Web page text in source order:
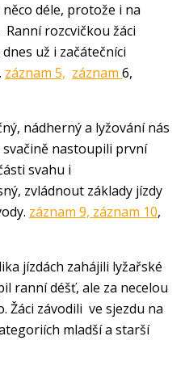
déle, protože i na
rozcvičkou žáci
už i začátečníci
záznam 5, záznam 6,
nádherný a lyžování nás
svačině nastoupili první
svahu i
zvládnout základy jízdy
záznam 9, záznam 10,
jízdách zahájili lyžařské
ranní déšť, ale za necelou
Žáci závodili ve sjezdu na
mladší a starší